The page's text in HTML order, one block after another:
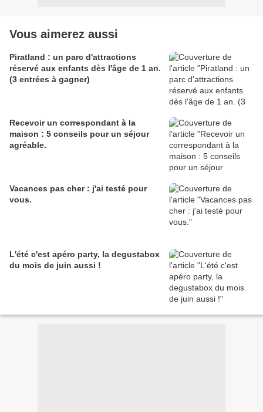
Vous aimerez aussi
Piratland : un parc d'attractions
réservé aux enfants dès l'âge de 1 an.
(3 entrées à gagner)
Recevoir un correspondant à la
maison : 5 conseils pour un séjour
agréable.
Vacances pas cher : j'ai testé pour
vous.
L'été c'est apéro party, la degustabox
du mois de juin aussi !